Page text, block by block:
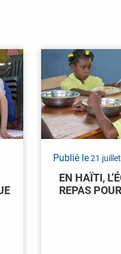
Publié le21
EN HAÏTI,
REPAS